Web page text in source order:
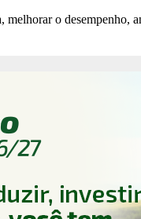
o desempenho,